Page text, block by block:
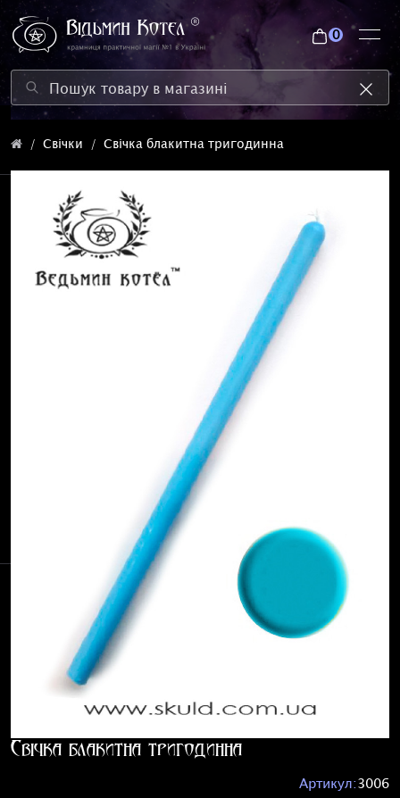
0
Свічки Свічка блакитна тригодинна
Свічка блакитна тригодинна
Артикул:3006